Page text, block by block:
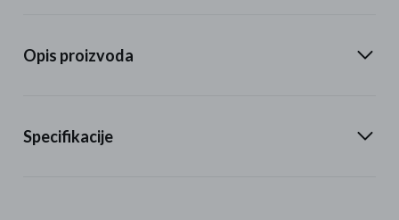
Opis proizvoda
Specifikacije